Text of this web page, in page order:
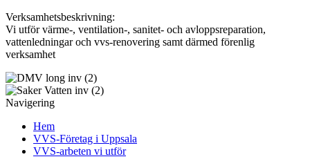
Verksamhetsbeskrivning:
Vi utför värme-, ventilation-, sanitet- och avloppsreparation,
vattenledningar och vvs-renovering samt därmed förenlig
verksamhet
Navigering
Hem
VVS-Företag i Uppsala
VVS-arbeten vi utför